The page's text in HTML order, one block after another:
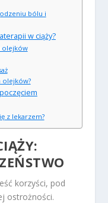
bólu i
w ciąży?
olejków
olejków?
z lekarzem?
korzyści, pod
ostrożności.